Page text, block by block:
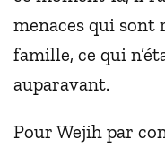
menaces qui sont
famille, ce qui
auparavant.
Pour Wejih par